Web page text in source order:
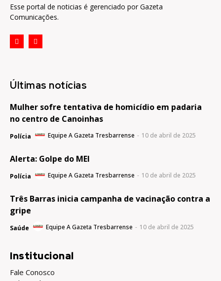
Esse portal de noticias é gerenciado por Gazeta
Comunicações.
Últimas notícias
Mulher sofre tentativa de homicídio em padaria
no centro de Canoinhas
Polícia Equipe A Gazeta Tresbarrense - 10 de abril de 2025
Alerta: Golpe do MEI
Polícia Equipe A Gazeta Tresbarrense - 10 de abril de 2025
Três Barras inicia campanha de vacinação contra a
gripe
Saúde Equipe A Gazeta Tresbarrense - 10 de abril de 2025
Institucional
Fale Conosco